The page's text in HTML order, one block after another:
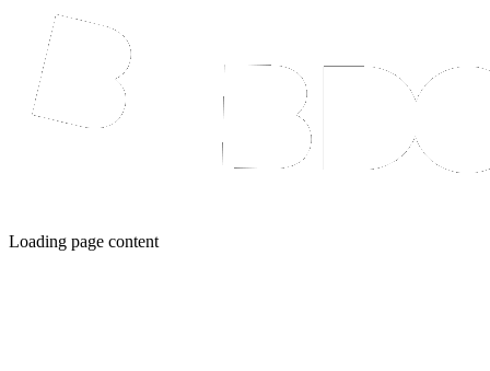
Loading page content